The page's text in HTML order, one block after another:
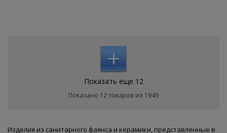
+
Показать еще 12
Показано 12 товаров из 1949
Изделия из санитарного фаянса и керамики, представленные в